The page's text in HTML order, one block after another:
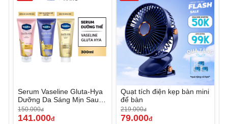
Serum Vaseline Gluta-Hya
Dưỡng Da Sáng Mịn Sau 7
Ngày
150.000đ
141.000đ
Quạt tích điện kẹp bàn mini
để bàn
219.000đ
79.000đ